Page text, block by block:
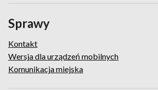
Sprawy
Kontakt
Wersja dla urządzeń mobilnych
Komunikacja miejska